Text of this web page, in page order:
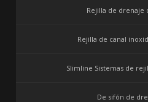
Rejilla de
Rejilla de canal
Slimline Sistemas de
De sifón de